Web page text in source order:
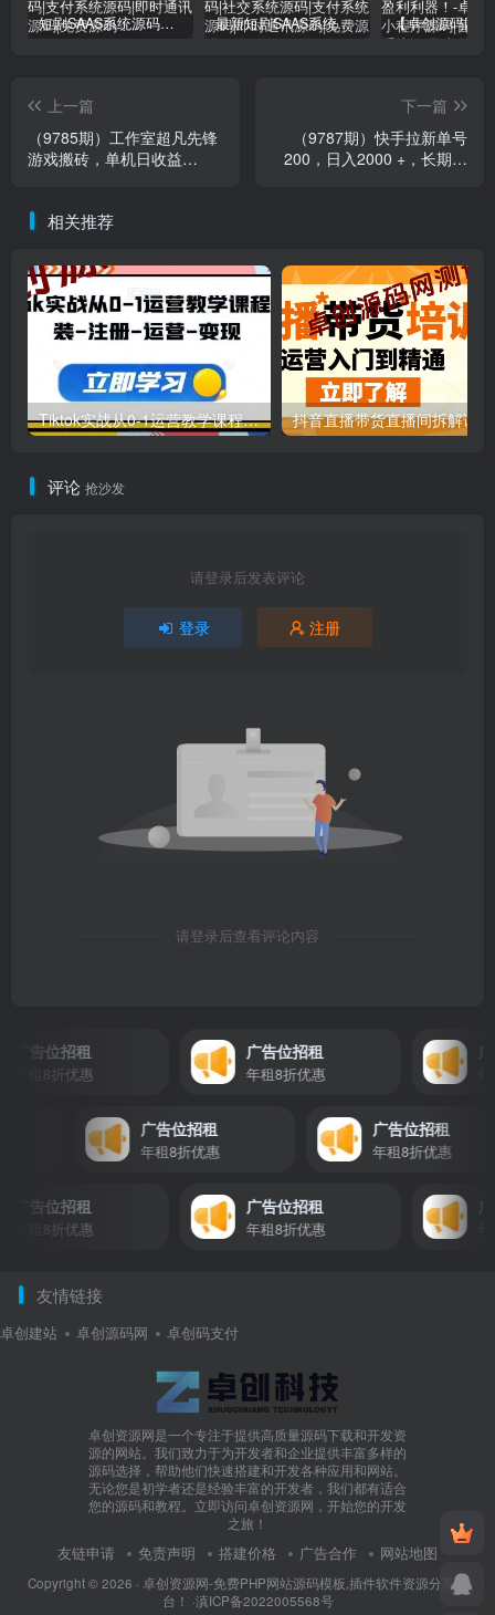
短剧SAAS系统源码｜多端分销+云存储+多租户架构 最新短剧SAAS系统源码下载｜多端分销+云存储｜卓创源码网提供
上一篇
（9785期）工作室超凡先锋
游戏搬砖，单机日收益
下一篇
（9787期）快手拉新单号
200，日入2000 +，长期稳
相关推荐
Tiktok实战从0-1运营教学课程，安装-注册-运营-变现
评论 抢沙发
请登录后发表评论
登录 注册
请登录后查看评论内容
广告位招租
年租8折优惠
广告位招租
年租8折优惠
广
年
广告位招租
年租8折优惠
广告位招租
年租8折优惠
广告位招租
年租8折优惠
广告位招租
年租8折优惠
广
年
友情链接
卓创建站 卓创源码网 卓创码支付
卓创资源网是一个专注于提供高质量源码下载和开发资
源的网站。我们致力于为开发者和企业提供丰富多样的
源码选择，帮助他们快速搭建和开发各种应用和网站。
无论您是初学者还是经验丰富的开发者，我们都有适合
您的源码和教程。立即访问卓创资源网，开始您的开发
之旅！
友链申请 免责声明 搭建价格 广告合作 网站地图
Copyright © 2026 · 卓创资源网-免费PHP网站源码模板,插件软件资源分享平
台！ ·滇ICP备2022005568号